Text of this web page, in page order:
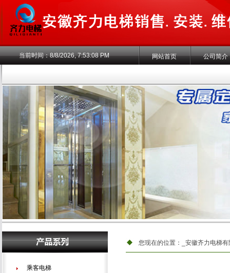
当前时间：8/8/2026, 7:53:08 PM 网站首页 公司简介
乘客电梯
您现在的位置： _安徽齐力电梯